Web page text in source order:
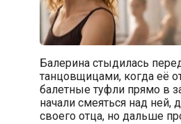
Балерина стыдилась
танцовщицами, когда её
балетные туфли прямо в
начали смеяться над ней,
своего отца, но дальше